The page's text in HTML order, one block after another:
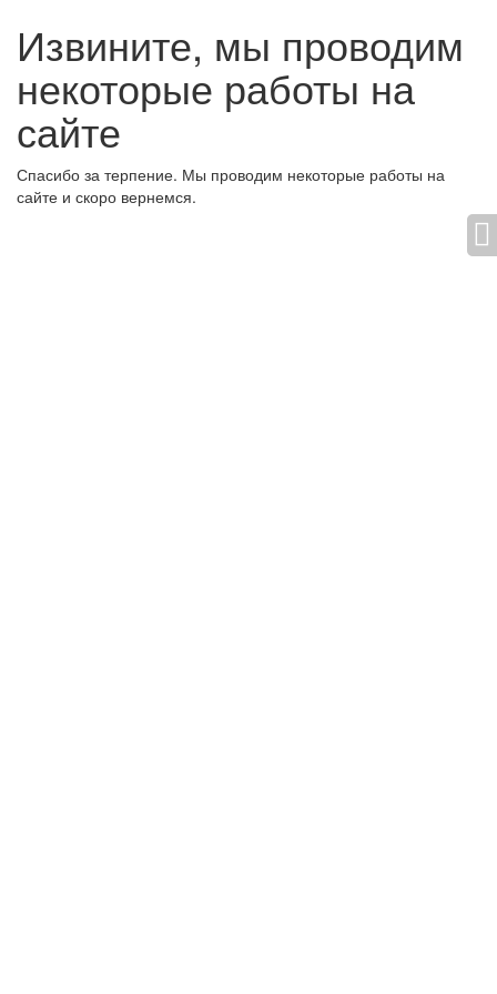
Извините, мы проводим
некоторые работы на
сайте
Спасибо за терпение. Мы проводим некоторые работы на
сайте и скоро вернемся.